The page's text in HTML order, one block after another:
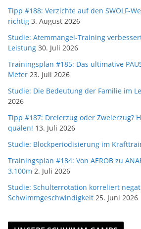
Tipp #188: Verzichte auf den SWOLF-
richtig 3. August 2026
Studie: Atemmangel-Training
Leistung 30. Juli 2026
Trainingsplan #185: Das ultimative
Meter 23. Juli 2026
Studie: Die Bedeutung der Familie im
2026
Tipp #187: Dreierzug oder Zweierzug?
quälen! 13. Juli 2026
Studie: Blockperiodisierung im
Trainingsplan #184: Von AEROB zu
3.100m 2. Juli 2026
Studie: Schulterrotation korreliert
Schwimmgeschwindigkeit 25. Juni 2026